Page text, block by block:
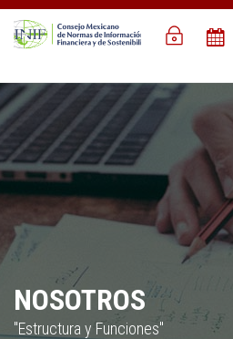
NOSOTROS
"Estructura y Funciones"